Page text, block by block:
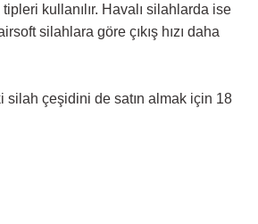
kullanılır. Havalı silahlarda ise
silahlara göre çıkış hızı daha
silah çeşidini de satın almak için 18